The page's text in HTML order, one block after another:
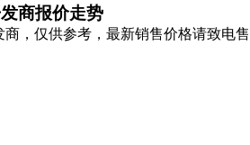
商报价走势
，仅供参考，最新销售价格请致电